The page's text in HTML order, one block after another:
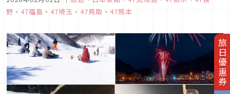
旅日優惠券
二月的日本推薦景點十選，來做為各位安排出遊行程的參考吧！
野 、 47福島 、 47埼玉 、 47鳥取 、 47熊本